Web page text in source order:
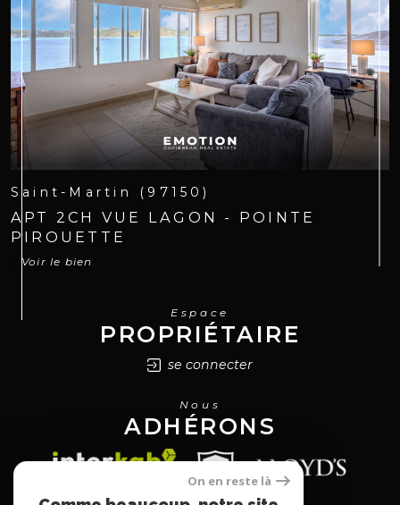
Saint-Martin (97150)
APT 2CH VUE LAGON - POINTE
PIROUETTE
Voir le bien
Espace
PROPRIÉTAIRE
se connecter
Nous
ADHÉRONS
On en reste là